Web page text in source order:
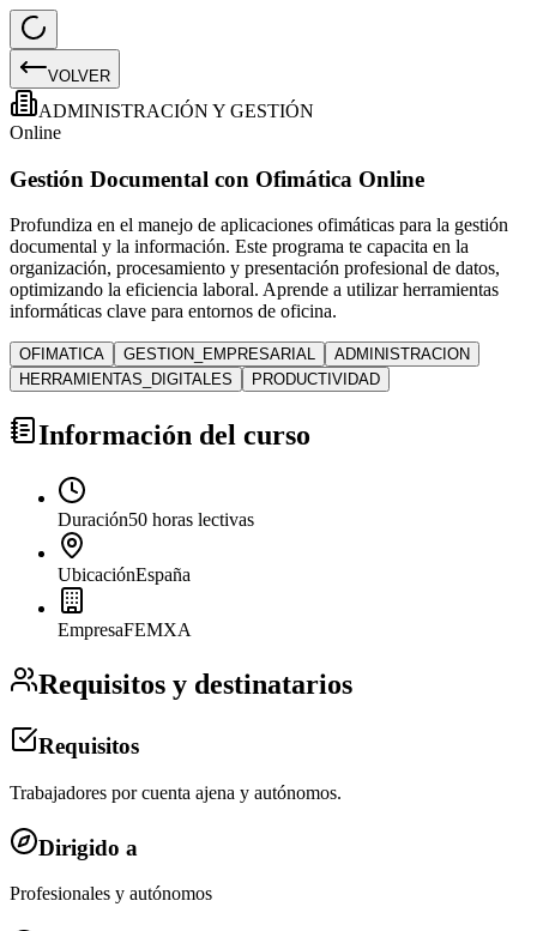
VOLVER
ADMINISTRACIÓN Y GESTIÓN
Online
Gestión Documental con Ofimática Online
Profundiza en el manejo de aplicaciones ofimáticas para la gestión
documental y la información. Este programa te capacita en la
organización, procesamiento y presentación profesional de datos,
optimizando la eficiencia laboral. Aprende a utilizar herramientas
informáticas clave para entornos de oficina.
OFIMATICA GESTION_EMPRESARIAL
ADMINISTRACION
HERRAMIENTAS_DIGITALES
PRODUCTIVIDAD
Información del curso
Duración50 horas lectivas
UbicaciónEspaña
EmpresaFEMXA
Requisitos y destinatarios
Requisitos
Trabajadores por cuenta ajena y autónomos.
Dirigido a
Profesionales y autónomos